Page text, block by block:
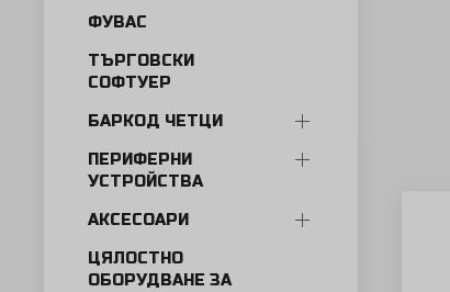
ФУВАС
ТЪРГОВСКИ
СОФТУЕР
БАРКОД ЧЕТЦИ
ПЕРИФЕРНИ
УСТРОЙСТВА
АКСЕСОАРИ
ЦЯЛОСТНО
ОБОРУДВАНЕ ЗА